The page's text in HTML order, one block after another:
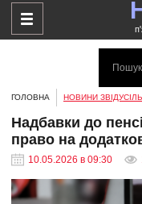
ГОЛОВНА НОВИНИ ЗВІДУСІЛЬ
Надбавки до
право на
10.05.2026 в 09:30